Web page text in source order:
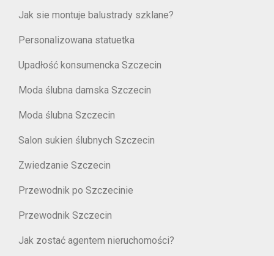
Jak sie montuje balustrady szklane?
Personalizowana statuetka
Upadłość konsumencka Szczecin
Moda ślubna damska Szczecin
Moda ślubna Szczecin
Salon sukien ślubnych Szczecin
Zwiedzanie Szczecin
Przewodnik po Szczecinie
Przewodnik Szczecin
Jak zostać agentem nieruchomości?